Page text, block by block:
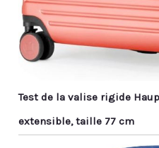
Test de la valise rigide
extensible, taille 77 cm